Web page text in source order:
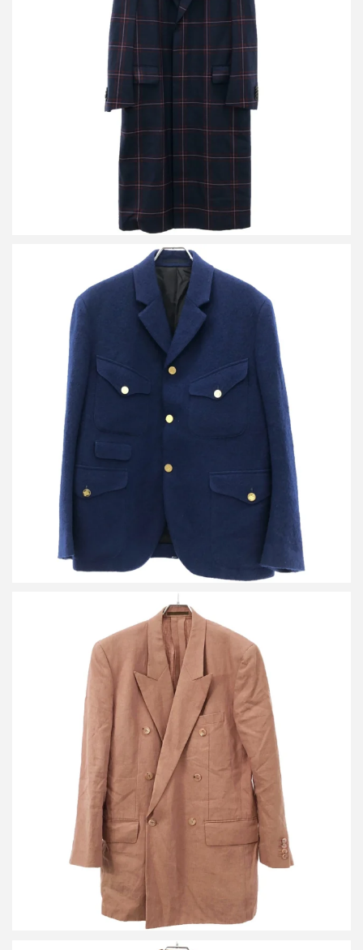
ポールスミス 19SS ハイコントラストチェック チェスターコート
買取金額12,000円
ポールスミス 19AW マルチポケットウールテーラードジャケット
買取金額8,400円
ポールスミス 20SS リネンダブルブレストテーラードジャケット
PF-IS-73871
買取金額8000円
詳しく見る